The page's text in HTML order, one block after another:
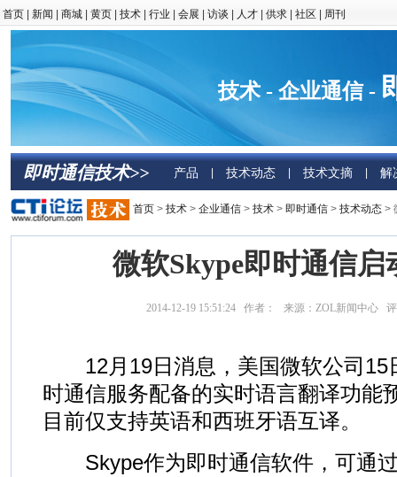
首页 新闻 商城 黄页 技术 行业 会展 访谈 人才 供求 社区 周刊
技术 - 企业通信 -
即时通信技术>> 产品 技术动态 技术文摘 解
首页 > 技术 > 企业通信 > 技术 > 即时通信 > 技术动态 >
微软Skype即时通信启
2014-12-19 15:51:24 作者： 来源：ZOL新闻中心
12月19日消息，美国微软公司15
时通信服务配备的实时语言翻译功能
目前仅支持英语和西班牙语互译。
Skype作为即时通信软件，可通过